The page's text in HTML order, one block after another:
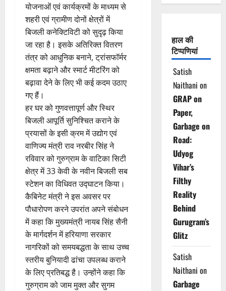
योजनाओं एवं कार्यक्रमों के माध्यम से
शहरी एवं ग्रामीण दोनों क्षेत्रों में
बिजली कनेक्टिविटी को सुदृढ़ किया
जा रहा है। इसके अतिरिक्त वितरण
तंत्र को आधुनिक बनाने, ट्रांसफॉर्मर
क्षमता बढ़ाने और स्मार्ट मीटरिंग को
बढ़ावा देने के लिए भी कई कदम उठाए
गए हैं।
हर घर को गुणवत्तापूर्ण और स्थिर
बिजली आपूर्ति सुनिश्चित कराने के
प्रयासों के इसी क्रम में उद्योग एवं
वाणिज्य मंत्री राव नरबीर सिंह ने
रविवार को गुरुग्राम के वाटिका सिटी
क्षेत्र में 33 केवी के नवीन बिजली सब
स्टेशन का विधिवत उद्घाटन किया।
कैबिनेट मंत्री ने इस अवसर पर
पौधारोपण करने उपरांत अपने संबोधन
में कहा कि मुख्यमंत्री नायब सिंह सैनी
के मार्गदर्शन में हरियाणा सरकार
नागरिकों को समयबद्धता के साथ उच्च
स्तरीय बुनियादी ढांचा उपलब्ध कराने
के लिए प्रतिबद्ध है। उन्होंने कहा कि
गुरुग्राम को जाम मुक्त और सुगम
हाल की
टिप्पणियां
Satish
Naithani on
GRAP on
Paper,
Garbage on
Road:
Udyog
Vihar’s
Filthy
Reality
Behind
Gurugram’s
Glitz
Satish
Naithani on
Garbage